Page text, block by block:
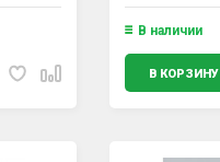
В наличии
В КОРЗИНУ